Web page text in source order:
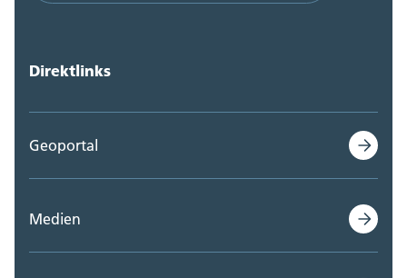
Steueramt (0)
Direktlinks
Geoportal
Medien